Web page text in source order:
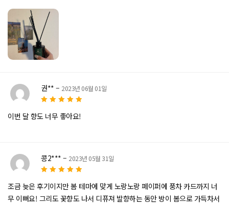
5 중에서 5
평가됨
권** – 2023년 06월 01일
이번 달 향도 너무 좋아요!
5 중에서 5로
평가됨
콩2*** – 2023년 05월 31일
조금 늦은 후기이지만 봄 테마에 맞게 노랑노랑 페이퍼에 풍차 카드까지 너
무 이뻐요! 그리도 꽃향도 나서 디퓨져 발향하는 동안 방이 봄으로 가득차서